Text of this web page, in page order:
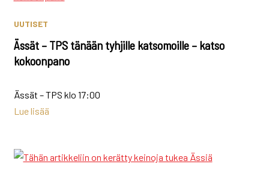
UUTISET
Ässät – TPS tänään tyhjille katsomoille – katso
kokoonpano
Ässät – TPS klo 17:00
Lue lisää